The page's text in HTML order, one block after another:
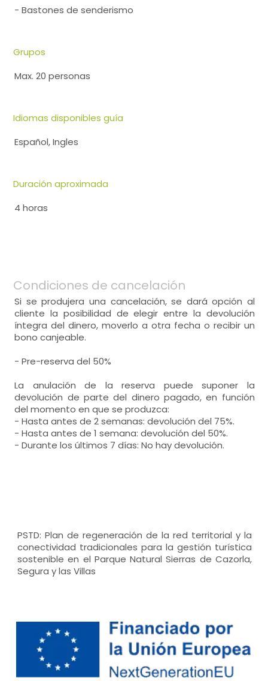
- Bastones de senderismo
Grupos
Max. 20 personas
Idiomas disponibles guía
Español, Ingles
Duración aproximada
4 horas
Condiciones de cancelación
Si se produjera una cancelación, se dará opción al
cliente la posibilidad de elegir entre la devolución
íntegra del dinero, moverlo a otra fecha o recibir un
bono canjeable.
- Pre-reserva del 50%
La anulación de la reserva puede suponer la
devolución de parte del dinero pagado, en función
del momento en que se produzca:
- Hasta antes de 2 semanas: devolución del 75%.
- Hasta antes de 1 semana: devolución del 50%.
- Durante los últimos 7 días: No hay devolución.
PSTD: Plan de regeneración de la red territorial y la
conectividad tradicionales para la gestión turística
sostenible en el Parque Natural Sierras de Cazorla,
Segura y las Villas